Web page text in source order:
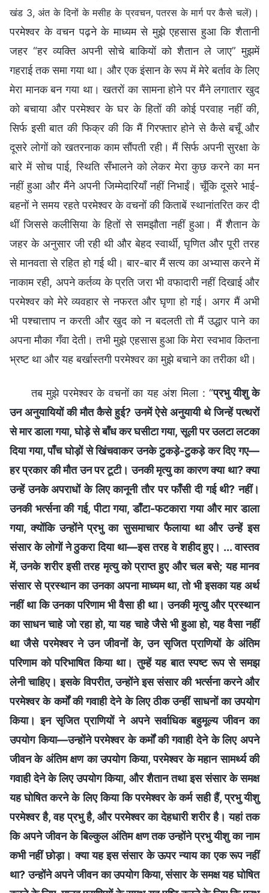
खंड 3, अंत के दिनों के मसीह के प्रवचन, पतरस के मार्ग पर कैसे चलें) ।
परमेश्वर के वचन पढ़ने के माध्यम से मुझे एहसास हुआ कि शैतानी
जहर “हर व्यक्ति अपनी सोचे बाकियों को शैतान ले जाए” मुझमें
गहराई तक समा गया था। और एक इंसान के रूप में मेरे बर्ताव के लिए
मेरा मानक बन गया था। खतरों का सामना होने पर मैंने लगातार खुद
को बचाया और परमेश्वर के घर के हितों की कोई परवाह नहीं की,
सिर्फ इसी बात की फिक्र की कि मैं गिरफ्तार होने से कैसे बचूँ और
दूसरे लोगों को खतरनाक काम सौंपती रही। मैं सिर्फ अपनी सुरक्षा के
बारे में सोच पाई, स्थिति सँभालने को लेकर मेरा कुछ करने का मन
नहीं हुआ और मैंने अपनी जिम्मेदारियाँ नहीं निभाईं। चूँकि दूसरे भाई-
बहनों ने समय रहते परमेश्वर के वचनों की किताबें स्थानांतरित कर दी
थीं जिससे कलीसिया के हितों से समझौता नहीं हुआ। मैं शैतान के
जहर के अनुसार जी रही थी और बेहद स्वार्थी, घृणित और पूरी तरह
से मानवता से रहित हो गई थी। बार-बार मैं सत्य का अभ्यास करने में
नाकाम रही, अपने कर्तव्य के प्रति जरा भी वफादारी नहीं दिखाई और
परमेश्वर को मेरे व्यवहार से नफरत और घृणा हो गई। अगर मैं अभी
भी पश्चात्ताप न करती और खुद को न बदलती तो मैं उद्धार पाने का
अपना मौका गँवा देती। तभी मुझे एहसास हुआ कि मेरा स्वभाव कितना
भ्रष्ट था और यह बर्खास्तगी परमेश्वर का मुझे बचाने का तरीका थी।
तब मुझे परमेश्वर के वचनों का यह अंश मिला : “प्रभु यीशु के
उन अनुयायियों की मौत कैसे हुई? उनमें ऐसे अनुयायी थे जिन्हें पत्थरों
से मार डाला गया, घोड़े से बाँध कर घसीटा गया, सूली पर उलटा लटका
दिया गया, पाँच घोड़ों से खिंचवाकर उनके टुकड़े-टुकड़े कर दिए गए—
हर प्रकार की मौत उन पर टूटी। उनकी मृत्यु का कारण क्या था? क्या
उन्हें उनके अपराधों के लिए कानूनी तौर पर फाँसी दी गई थी? नहीं।
उनकी भर्त्सना की गई, पीटा गया, डाँटा-फटकारा गया और मार डाला
गया, क्योंकि उन्होंने प्रभु का सुसमाचार फैलाया था और उन्हें इस
संसार के लोगों ने ठुकरा दिया था—इस तरह वे शहीद हुए। ... वास्तव
में, उनके शरीर इसी तरह मृत्यु को प्राप्त हुए और चल बसे; यह मानव
संसार से प्रस्थान का उनका अपना माध्यम था, तो भी इसका यह अर्थ
नहीं था कि उनका परिणाम भी वैसा ही था। उनकी मृत्यु और प्रस्थान
का साधन चाहे जो रहा हो, या यह चाहे जैसे भी हुआ हो, यह वैसा नहीं
था जैसे परमेश्वर ने उन जीवनों के, उन सृजित प्राणियों के अंतिम
परिणाम को परिभाषित किया था। तुम्हें यह बात स्पष्ट रूप से समझ
लेनी चाहिए। इसके विपरीत, उन्होंने इस संसार की भर्त्सना करने और
परमेश्वर के कर्मों की गवाही देने के लिए ठीक उन्हीं साधनों का उपयोग
किया। इन सृजित प्राणियों ने अपने सर्वाधिक बहुमूल्य जीवन का
उपयोग किया—उन्होंने परमेश्वर के कर्मों की गवाही देने के लिए अपने
जीवन के अंतिम क्षण का उपयोग किया, परमेश्वर के महान सामर्थ्य की
गवाही देने के लिए उपयोग किया, और शैतान तथा इस संसार के समक्ष
यह घोषित करने के लिए किया कि परमेश्वर के कर्म सही हैं, प्रभु यीशु
परमेश्वर है, वह प्रभु है, और परमेश्वर का देहधारी शरीर है। यहां तक
कि अपने जीवन के बिल्कुल अंतिम क्षण तक उन्होंने प्रभु यीशु का नाम
कभी नहीं छोड़ा। क्या यह इस संसार के ऊपर न्याय का एक रूप नहीं
था? उन्होंने अपने जीवन का उपयोग किया, संसार के समक्ष यह घोषित